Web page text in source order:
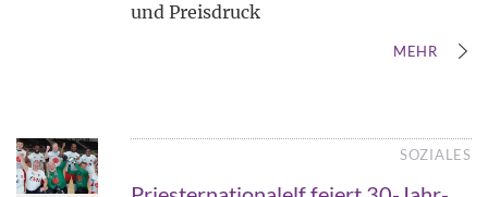
und Preisdruck
MEHR
SOZIALES